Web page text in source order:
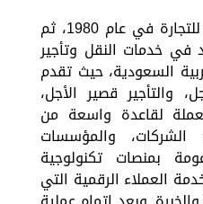
وقد تأسست شركة شري للتجارة في عام 1980، ثم
في خدمات النقل وتأجير
السعودية، حيث تقدم
والتأجير قصير الأجل،
لقاعدة واسعة من
والمؤسسات
بمنصات تكنولوجية
العملاء الرقمية التي